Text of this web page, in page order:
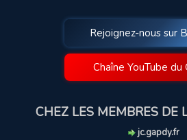
Rejoignez-nous sur
Chaîne YouTube du
CHEZ LES MEMBRES DE
jc.gapdy.fr